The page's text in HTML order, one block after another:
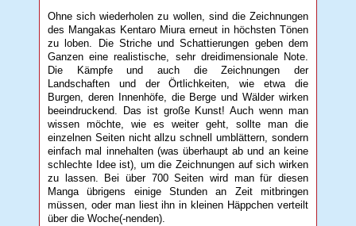
Ohne sich wiederholen zu wollen, sind die Zeichnungen
des Mangakas Kentaro Miura erneut in höchsten Tönen
zu loben. Die Striche und Schattierungen geben dem
Ganzen eine realistische, sehr dreidimensionale Note.
Die Kämpfe und auch die Zeichnungen der
Landschaften und der Örtlichkeiten, wie etwa die
Burgen, deren Innenhöfe, die Berge und Wälder wirken
beeindruckend. Das ist große Kunst! Auch wenn man
wissen möchte, wie es weiter geht, sollte man die
einzelnen Seiten nicht allzu schnell umblättern, sondern
einfach mal innehalten (was überhaupt ab und an keine
schlechte Idee ist), um die Zeichnungen auf sich wirken
zu lassen. Bei über 700 Seiten wird man für diesen
Manga übrigens einige Stunden an Zeit mitbringen
müssen, oder man liest ihn in kleinen Häppchen verteilt
über die Woche(-nenden).